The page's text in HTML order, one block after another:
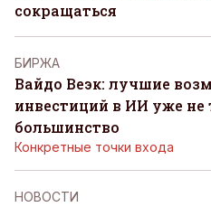
сокращаться
БИРЖА
Вайдо Веэк: лучшие
инвестиций в ИИ уже не
большинство
Конкретные точки входа
НОВОСТИ